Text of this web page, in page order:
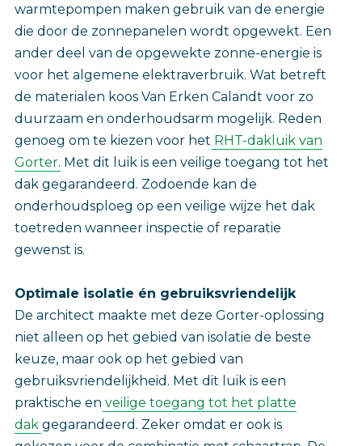
warmtepompen maken gebruik van de energie
die door de zonnepanelen wordt opgewekt. Een
ander deel van de opgewekte zonne-energie is
voor het algemene elektraverbruik. Wat betreft
de materialen koos Van Erken Calandt voor zo
duurzaam en onderhoudsarm mogelijk. Reden
genoeg om te kiezen voor het RHT-dakluik van
Gorter. Met dit luik is een veilige toegang tot het
dak gegarandeerd. Zodoende kan de
onderhoudsploeg op een veilige wijze het dak
toetreden wanneer inspectie of reparatie
gewenst is.
Optimale isolatie én gebruiksvriendelijk
De architect maakte met deze Gorter-oplossing
niet alleen op het gebied van isolatie de beste
keuze, maar ook op het gebied van
gebruiksvriendelijkheid. Met dit luik is een
praktische en veilige toegang tot het platte
dak gegarandeerd. Zeker omdat er ook is